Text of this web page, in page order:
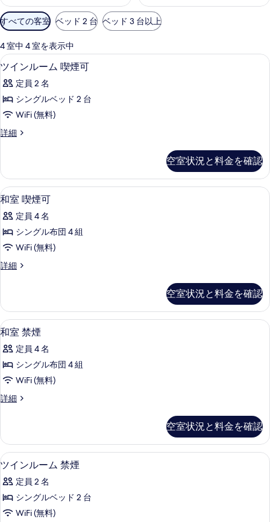
利
用
可
能
な
客
室
の
り
条
件
すべての客室 ベッド 2 台 ベッド 3 台以上
4 室中 4 室を表示中
ツ
イ
ン
ル
ム
煙
可
の
す
べ
て
の
を
表
示
す
る
4
ツインルーム 喫煙可
定員 2 名
シングルベッド 2 台
WiFi (無料)
詳細
ツ
ー
ム
喫
可
の
細
空室状況と料金を確認
和
室
喫
煙
の
べ
て
の
写
真
を
表
る
4
和室 喫煙可
定員 4 名
シングル布団 4 組
WiFi (無料)
詳細
和
可
の
詳
空室状況と料金を確認
和
室
禁
煙
す
て
の
写
真
を
表
4
和室 禁煙
定員 4 名
シングル布団 4 組
WiFi (無料)
詳細
和
の
詳
細
空室状況と料金を確認
ツ
イ
ン
ル
4
ツインルーム 禁煙
定員 2 名
シングルベッド 2 台
WiFi (無料)